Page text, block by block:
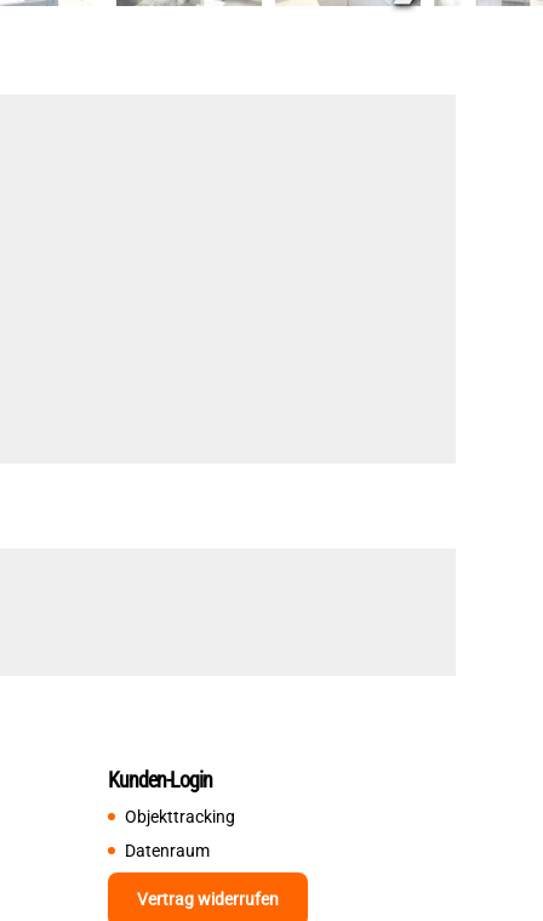
Kunden-Login
Objekttracking
Datenraum
Vertrag widerrufen